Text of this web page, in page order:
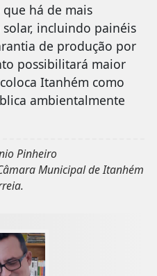
há de mais
incluindo painéis
de produção por
possibilitará maior
Itanhém como
ambientalmente
Pinheiro
Municipal de Itanhém